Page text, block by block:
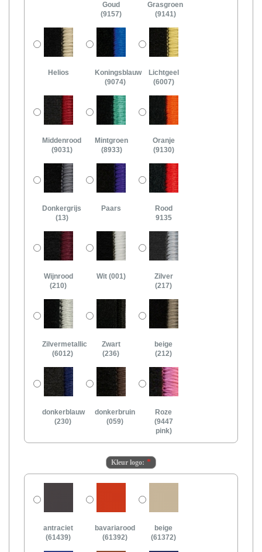
Goud
(9157)
Grasgroen
(9141)
Helios
Koningsblauw
(9074)
Lichtgeel
(6007)
Middenrood
(9031)
Mintgroen
(8933)
Oranje
(9130)
Donkergrijs
(13)
Paars
Rood
9135
Wijnrood
(210)
Wit (001)
Zilver
(217)
Zilvermetallic
(6012)
Zwart
(236)
beige
(212)
donkerblauw
(230)
donkerbruin
(059)
Roze
(9447
pink)
Kleur logo:
antraciet
(61439)
bavariarood
(61392)
beige
(61372)